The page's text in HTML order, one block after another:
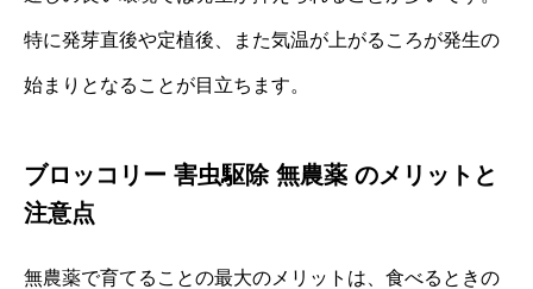
特に発芽直後や定植後、また気温が上がるころが発生の
始まりとなることが目立ちます。
ブロッコリー 害虫駆除 無農薬 のメリットと
注意点
無農薬で育てることの最大のメリットは、食べるときの